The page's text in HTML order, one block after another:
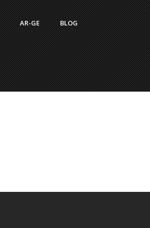
AR-GE BLOG